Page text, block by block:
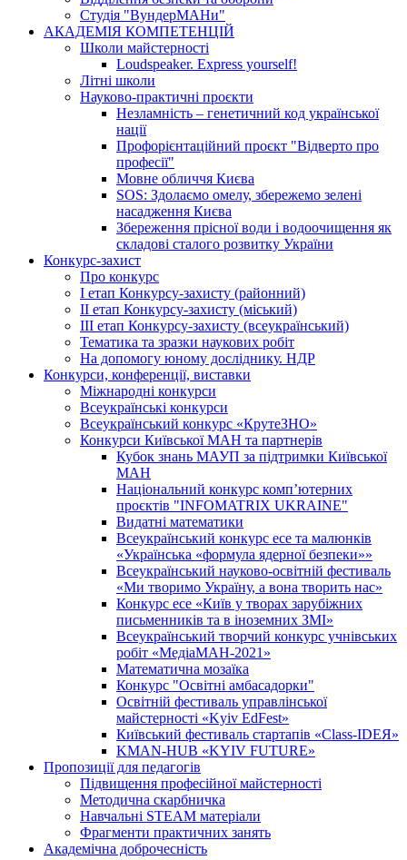
Студія "ВундерМАНи"
АКАДЕМІЯ КОМПЕТЕНЦІЙ
Школи майстерності
Loudspeaker. Express yourself!
Літні школи
Науково-практичні проєкти
Незламність – генетичний код української
нації
Профорієнтаційний проєкт "Відверто про
професії"
Мовне обличчя Києва
SOS: Здолаємо омелу, збережемо зелені
насадження Києва
Збереження прісної води і водоочищення як
складові сталого розвитку України
Конкурс-захист
Про конкурс
І етап Конкурсу-захисту (районний)
ІІ етап Конкурсу-захисту (міський)
ІІІ етап Конкурсу-захисту (всеукраїнський)
Тематика та зразки наукових робіт
На допомогу юному досліднику. НДР
Конкурси, конференції, виставки
Міжнародні конкурси
Всеукраїнські конкурси
Всеукраїнський конкурс «КрутеЗНО»
Конкурси Київської МАН та партнерів
Кубок знань МАУП за підтримки Київської
МАН
Національний конкурс комп’ютерних
проєктів "INFOMATRIX UKRAINE"
Видатні математики
Всеукраїнський конкурс есе та малюнків
«Українська «формула ядерної безпеки»»
Всеукраїнський науково-освітній фестиваль
«Ми творимо Україну, а вона творить нас»
Конкурс есе «Київ у творах зарубіжних
письменників та в іноземних ЗМІ»
Всеукраїнський творчий конкурс учнівських
робіт «МедіаМАН-2021»
Математична мозаїка
Конкурс "Освітні амбасадорки"
Освітній фестиваль управлінської
майстерності «Kyiv EdFest»
Київський фестиваль стартапів «Class-IDEЯ»
KMAN-HUB «KYIV FUTURE»
Пропозиції для педагогів
Підвищення професійної майстерності
Методична скарбничка
Навчальні STEAM матеріали
Фрагменти практичних занять
Академічна доброчесність